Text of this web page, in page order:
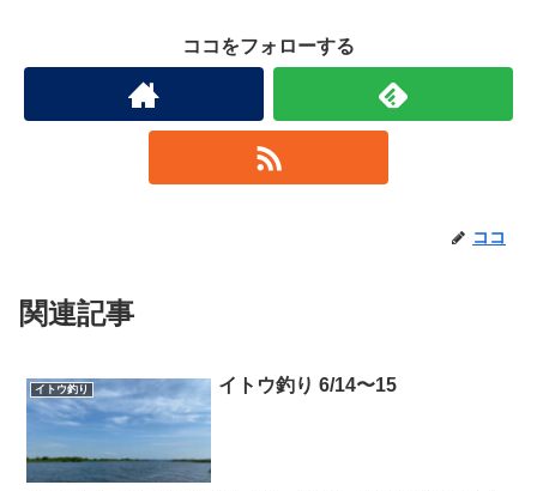
ココをフォローする
ココ
関連記事
イトウ釣り イトウ釣り 6/14〜15